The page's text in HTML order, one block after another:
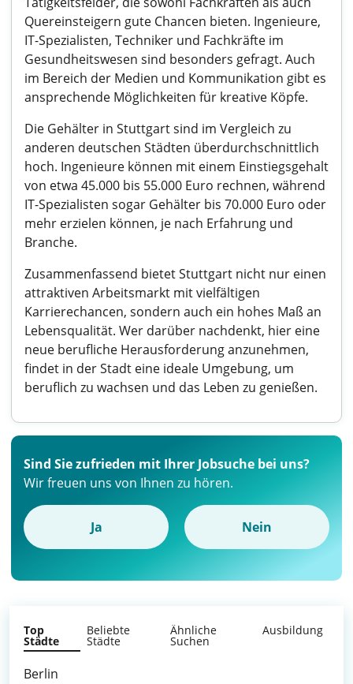
Quereinsteigern gute Chancen bieten. Ingenieure,
IT-Spezialisten, Techniker und Fachkräfte im
Gesundheitswesen sind besonders gefragt. Auch
im Bereich der Medien und Kommunikation gibt es
ansprechende Möglichkeiten für kreative Köpfe.
Die Gehälter in Stuttgart sind im Vergleich zu
anderen deutschen Städten überdurchschnittlich
hoch. Ingenieure können mit einem Einstiegsgehalt
von etwa 45.000 bis 55.000 Euro rechnen, während
IT-Spezialisten sogar Gehälter bis 70.000 Euro oder
mehr erzielen können, je nach Erfahrung und
Branche.
Zusammenfassend bietet Stuttgart nicht nur einen
attraktiven Arbeitsmarkt mit vielfältigen
Karrierechancen, sondern auch ein hohes Maß an
Lebensqualität. Wer darüber nachdenkt, hier eine
neue berufliche Herausforderung anzunehmen,
findet in der Stadt eine ideale Umgebung, um
beruflich zu wachsen und das Leben zu genießen.
Sind Sie zufrieden mit Ihrer Jobsuche bei uns?
Wir freuen uns von Ihnen zu hören.
Ja Nein
Top
Städte
Beliebte
Städte
Ähnliche
Suchen
Ausbildung
Berlin